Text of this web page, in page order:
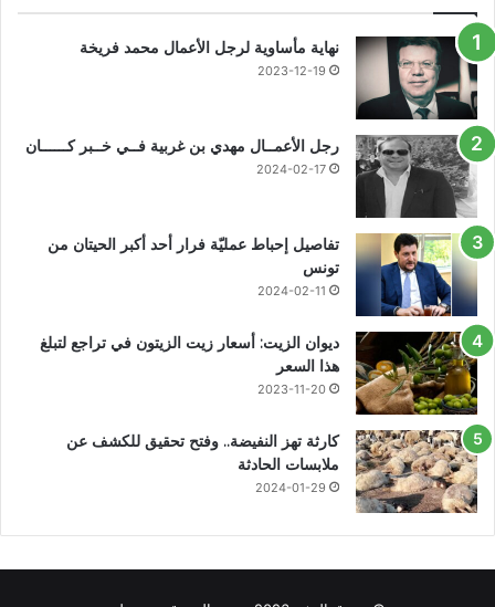
نهاية مأساوية لرجل الأعمال محمد فريخة
2023-12-19
رجل الأعمــال مهدي بن غربية فــي خــبر كــــــان
2024-02-17
تفاصيل إحباط عمليّة فرار أحد أكبر الحيتان من
تونس
2024-02-11
ديوان الزيت: أسعار زيت الزيتون في تراجع لتبلغ
هذا السعر
2023-11-20
كارثة تهز النفيضة.. وفتح تحقيق للكشف عن
ملابسات الحادثة
2024-01-29